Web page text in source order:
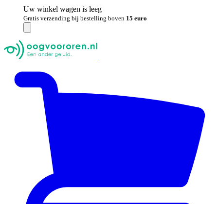
Uw winkel wagen is leeg
Gratis verzending bij bestelling boven 15 euro